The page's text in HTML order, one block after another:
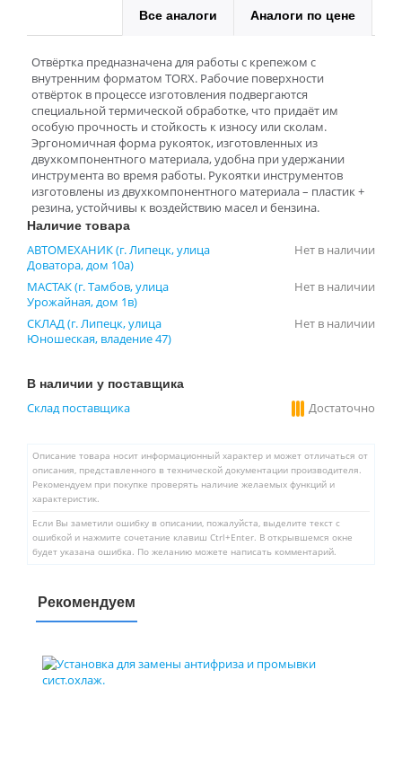
Все аналоги Аналоги по цене
Отвёртка предназначена для работы с крепежом с
внутренним форматом TORX. Рабочие поверхности
отвёрток в процессе изготовления подвергаются
специальной термической обработке, что придаёт им
особую прочность и стойкость к износу или сколам.
Эргономичная форма рукояток, изготовленных из
двухкомпонентного материала, удобна при удержании
инструмента во время работы. Рукоятки инструментов
изготовлены из двухкомпонентного материала – пластик +
резина, устойчивы к воздействию масел и бензина.
Наличие товара
АВТОМЕХАНИК (г. Липецк, улица
Доватора, дом 10а)
Нет в наличии
МАСТАК (г. Тамбов, улица
Урожайная, дом 1в)
Нет в наличии
СКЛАД (г. Липецк, улица
Юношеская, владение 47)
Нет в наличии
В наличии у поставщика
Склад поставщика Достаточно
Описание товара носит информационный характер и может отличаться от
описания, представленного в технической документации производителя.
Рекомендуем при покупке проверять наличие желаемых функций и
характеристик.
Если Вы заметили ошибку в описании, пожалуйста, выделите текст с
ошибкой и нажмите сочетание клавиш Ctrl+Enter. В открывшемся окне
будет указана ошибка. По желанию можете написать комментарий.
Рекомендуем